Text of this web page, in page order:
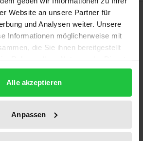
Website an unsere Partner für
und Analysen weiter. Unsere
Informationen möglicherweise mit
die Sie ihnen bereitgestellt
Alle akzeptieren
Anpassen
of Schaumburg-Lippe Christian
Gründlichen Erläuterung
in der Natur" in
The work was a continuation of
"Versuch einer